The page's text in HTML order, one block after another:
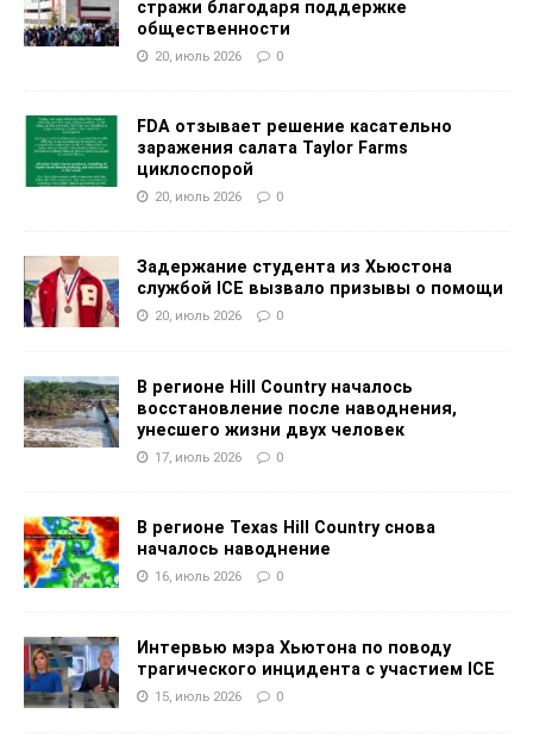
стражи благодаря поддержке
общественности
20, июль 2026 0
FDA отзывает решение касательно
заражения салата Taylor Farms
циклоспорой
20, июль 2026 0
Задержание студента из Хьюстона
службой ICE вызвало призывы о помощи
20, июль 2026 0
В регионе Hill Country началось
восстановление после наводнения,
унесшего жизни двух человек
17, июль 2026 0
В регионе Texas Hill Country снова
началось наводнение
16, июль 2026 0
Интервью мэра Хьютона по поводу
трагического инцидента с участием ICE
15, июль 2026 0